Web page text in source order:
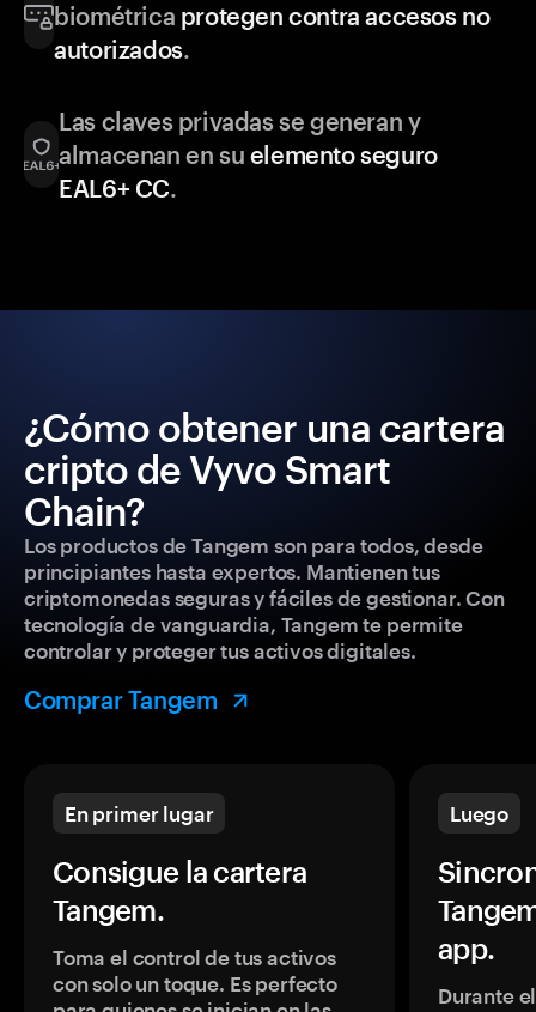
biométrica protegen contra accesos no
autorizados.
Las claves privadas se generan y
almacenan en su elemento seguro
EAL6+ CC.
¿Cómo obtener una cartera
cripto de Vyvo Smart
Chain?
Los productos de Tangem son para todos, desde
principiantes hasta expertos. Mantienen tus
criptomonedas seguras y fáciles de gestionar. Con
tecnología de vanguardia, Tangem te permite
controlar y proteger tus activos digitales.
Comprar Tangem
En primer lugar
Consigue la cartera
Tangem.
Toma el control de tus activos
con solo un toque. Es perfecto
Luego
app.
Durante